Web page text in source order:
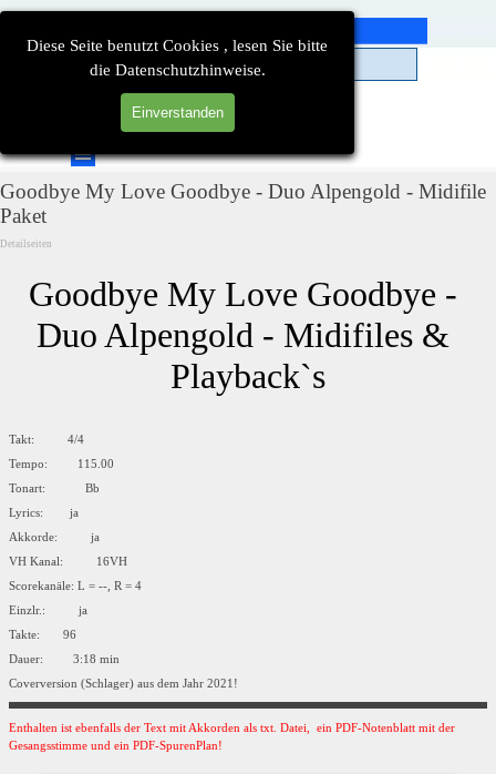
Diese Seite benutzt Cookies , lesen Sie bitte
die Datenschutzhinweise.
Einverstanden
Direkt zum Seiteninhalt
Menü überspringen
Goodbye My Love Goodbye - Duo Alpengold - Midifile
Paket
Detailseiten
Goodbye My Love Goodbye -
Duo Alpengold - Midifiles &
Playback`s
Takt: 4/4
Tempo: 115.00
Tonart: Bb
Lyrics: ja
Akkorde: ja
VH Kanal: 16VH
Scorekanäle: L = --, R = 4
Einzlr.: ja
Takte: 96
Dauer: 3:18 min
Coverversion (Schlager) aus dem Jahr 2021!
Enthalten ist ebenfalls der Text mit Akkorden als txt. Datei, ein PDF-Notenblatt mit der
Gesangsstimme und ein PDF-SpurenPlan!